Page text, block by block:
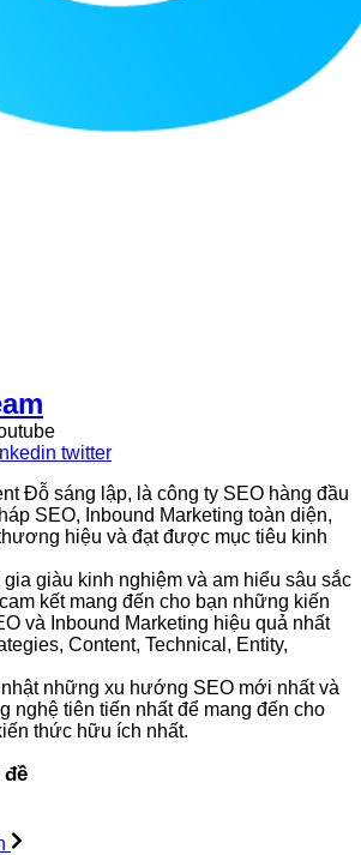
twitter
Đỗ sáng lập, là công ty SEO hàng đầu
SEO, Inbound Marketing toàn diện,
hiệu và đạt được mục tiêu kinh
giàu kinh nghiệm và am hiểu sâu sắc
kết mang đến cho bạn những kiến
và Inbound Marketing hiệu quả nhất
Content, Technical, Entity,
những xu hướng SEO mới nhất và
nghệ tiên tiến nhất để mang đến cho
thức hữu ích nhất.